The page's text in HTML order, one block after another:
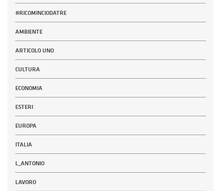
#RICOMINCIODATRE
AMBIENTE
ARTICOLO UNO
CULTURA
ECONOMIA
ESTERI
EUROPA
ITALIA
L_ANTONIO
LAVORO